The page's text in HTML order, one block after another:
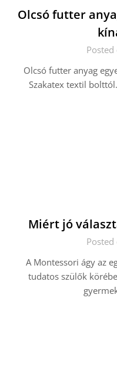
Olcsó futter
Olcsó futter anyag
Szakatex textil
Miért jó
A Montessori ágy az
tudatos szülők